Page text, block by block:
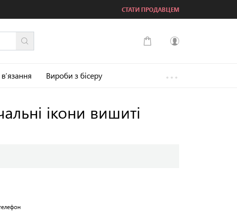
СТАТИ ПРОДАВЦЕМ
...
Вироби з бісеру
ікони вишиті